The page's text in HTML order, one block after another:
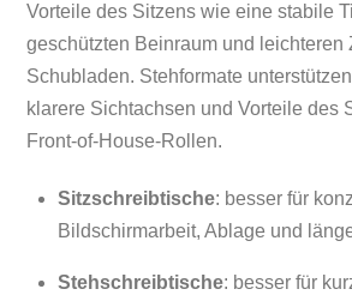
Vorteile des Sitzens wie eine stabile
geschützten Beinraum und leichteren
Schubladen. Stehformate
klarere Sichtachsen und Vorteile des
Front-of-House-Rollen.
Sitzschreibtische: besser für
Bildschirmarbeit, Ablage und
Stehschreibtische: besser für